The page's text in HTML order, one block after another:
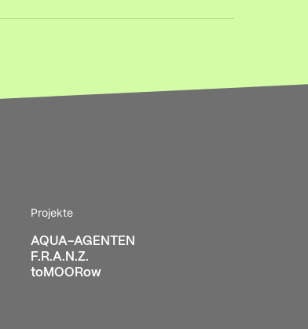
Projekte
AQUA-AGENTEN
F.R.A.N.Z.
toMOORow